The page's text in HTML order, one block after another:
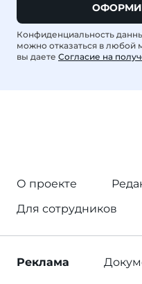
Конфиденциальность
можно отказаться в
вы даете Согласие на
О проекте
Для сотрудников
Реклама